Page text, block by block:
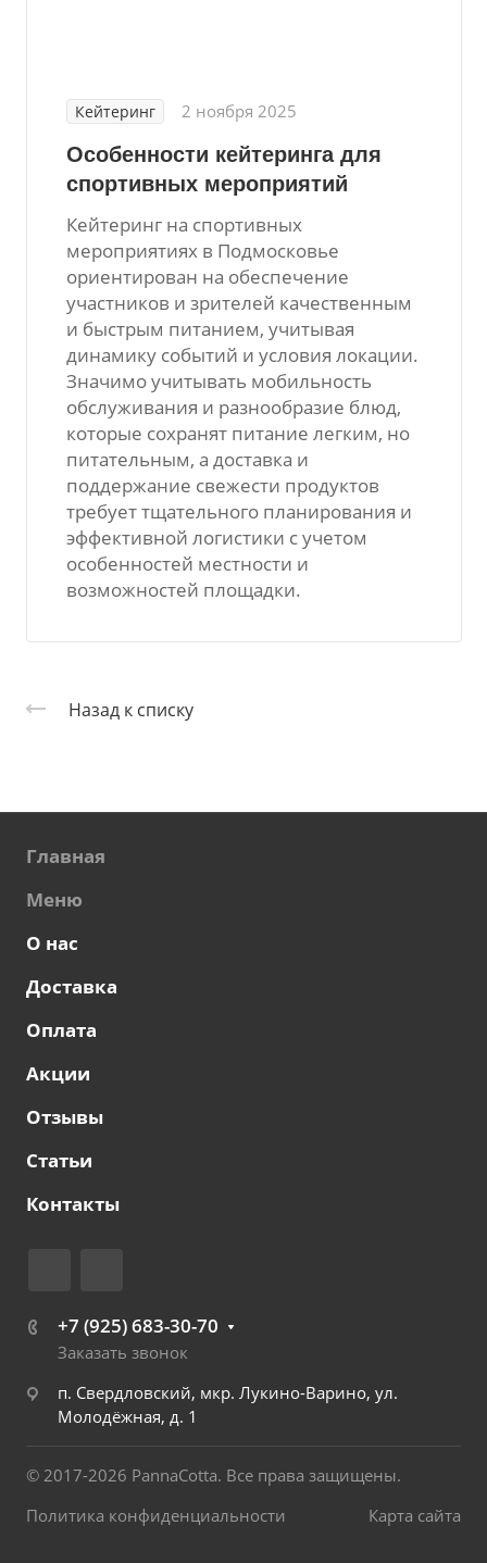
Кейтеринг 2 ноября 2025
Особенности кейтеринга для
спортивных мероприятий
Кейтеринг на спортивных
мероприятиях в Подмосковье
ориентирован на обеспечение
участников и зрителей качественным
и быстрым питанием, учитывая
динамику событий и условия локации.
Значимо учитывать мобильность
обслуживания и разнообразие блюд,
которые сохранят питание легким, но
питательным, а доставка и
поддержание свежести продуктов
требует тщательного планирования и
эффективной логистики с учетом
особенностей местности и
возможностей площадки.
Назад к списку
Главная
Меню
О нас
Доставка
Оплата
Акции
Отзывы
Статьи
Контакты
+7 (925) 683-30-70
Заказать звонок
п. Свердловский, мкр. Лукино-Варино, ул.
Молодёжная, д. 1
© 2017-2026 PannaCotta. Все права защищены.
Политика конфиденциальности
Карта сайта